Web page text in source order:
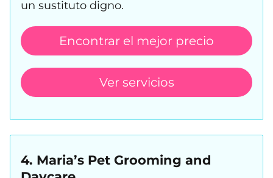
un sustituto digno.
Encontrar el mejor precio
Ver servicios
4. Maria’s Pet Grooming and